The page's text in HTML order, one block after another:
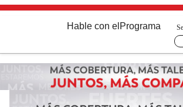
Hable con el Programa